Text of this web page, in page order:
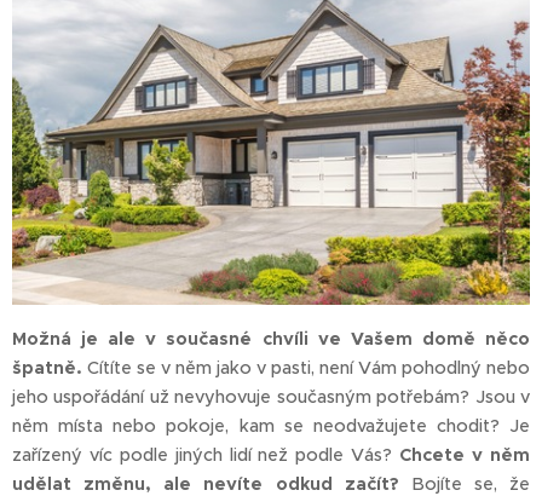
Možná je ale v současné chvíli ve Vašem domě něco
špatně. Cítíte se v něm jako v pasti, není Vám pohodlný nebo
jeho uspořádání už nevyhovuje současným potřebám? Jsou v
něm místa nebo pokoje, kam se neodvažujete chodit? Je
zařízený víc podle jiných lidí než podle Vás? Chcete v něm
udělat změnu, ale nevíte odkud začít? Bojíte se, že